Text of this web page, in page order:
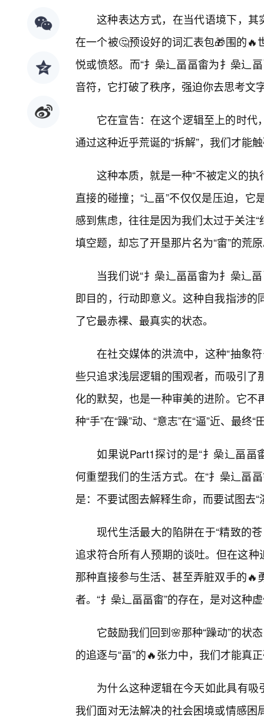
这种表达方式，在当代语境下，其
在一个被🤔预设好的词汇表包🎁围的
悦或愤怒。而“扌喿辶畐畐畬为扌喿辶
音符，它打破了秩序，强迫你去思考文
它在宣告：在这个逻辑至上的时
通过这种近乎荒诞的“拆解”，我们才能
这种本质，就是一种“不被定义的
直接的碰撞；“辶畐”不仅仅是压迫，
感到焦虑，往往是因为我们太过于关注
填空题，却忘了开垦那片名为“畬”的荒
当我们说“扌喿辶畐畐畬为扌喿辶
即目的，行动即意义。这种自我指涉
了它最赤裸、最真实的状态。
在社交媒体的洪流中，这种“抽象
些只追求浅层逻辑的围观者，而吸引
化的默契，也是一种审美的进阶。它
种“手”在“躁”动、“意志”在“逼”近、最终
如果说Part1探讨的是“扌喿辶畐畐
何重塑我们的生活方式。在“扌喿辶畐
是：不要试图去解释生命，而要试图去“
现代生活最大的陷阱在于“精致的
追求符合所有人预期的谈吐。但在这
那种直接参与生活、甚至弄脏双手的
者。“扌喿辶畐畐畬”的存在，是对这种
它鼓励我们回到🌸那种“躁动”的状
的追逐与“畐”的🔥张力中，我们才能真
为什么这种逻辑在今天如此具有吸
我们面对无法解决的社会困境或情感